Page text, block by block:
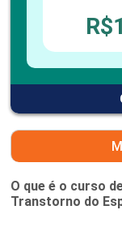
O que é o curso
Transtorno do